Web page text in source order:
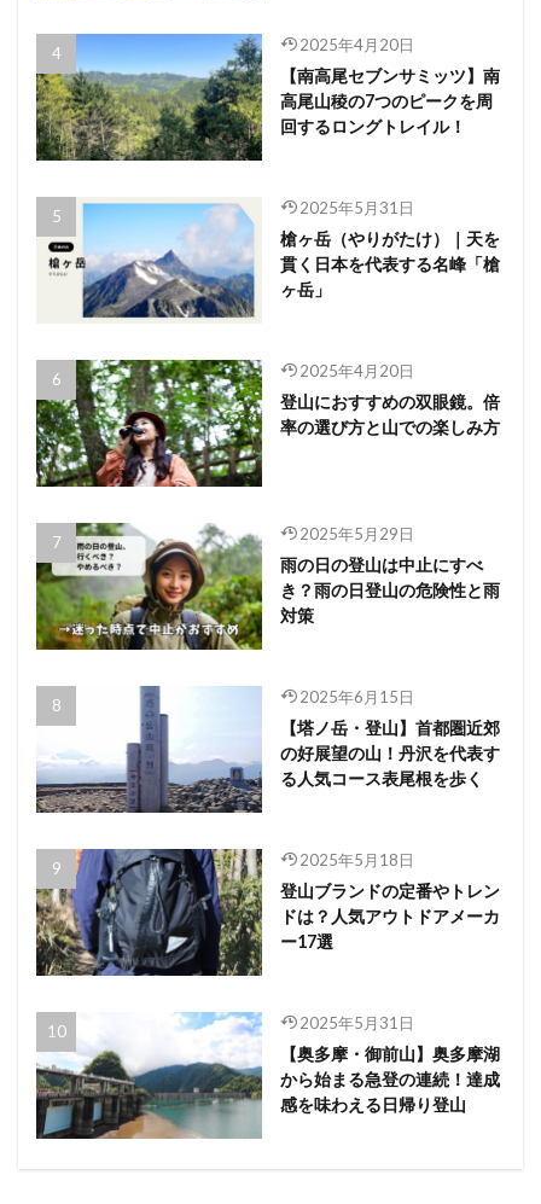
2025年4月20日
【南高尾セブンサミッツ】南
高尾山稜の7つのピークを周
回するロングトレイル！
2025年5月31日
槍ヶ岳（やりがたけ）｜天を
貫く日本を代表する名峰「槍
ヶ岳」
2025年4月20日
登山におすすめの双眼鏡。倍
率の選び方と山での楽しみ方
2025年5月29日
雨の日の登山は中止にすべ
き？雨の日登山の危険性と雨
対策
2025年6月15日
【塔ノ岳・登山】首都圏近郊
の好展望の山！丹沢を代表す
る人気コース表尾根を歩く
2025年5月18日
登山ブランドの定番やトレン
ドは？人気アウトドアメーカ
ー17選
2025年5月31日
【奥多摩・御前山】奥多摩湖
から始まる急登の連続！達成
感を味わえる日帰り登山